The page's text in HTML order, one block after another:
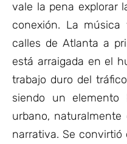
vale la pena explorar
conexión. La
calles de Atlanta a
está arraigada en el
trabajo duro del
siendo un
urbano,
narrativa. Se